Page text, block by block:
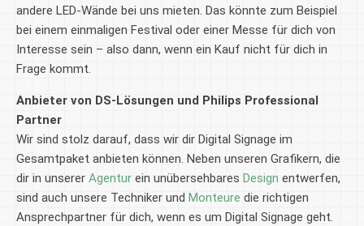
andere LED-Wände bei uns mieten. Das könnte zum Beispiel
bei einem einmaligen Festival oder einer Messe für dich von
Interesse sein – also dann, wenn ein Kauf nicht für dich in
Frage kommt.
Anbieter von DS-Lösungen und Philips Professional
Partner
Wir sind stolz darauf, dass wir dir Digital Signage im
Gesamtpaket anbieten können. Neben unseren Grafikern, die
dir in unserer Agentur ein unübersehbares Design entwerfen,
sind auch unsere Techniker und Monteure die richtigen
Ansprechpartner für dich, wenn es um Digital Signage geht.